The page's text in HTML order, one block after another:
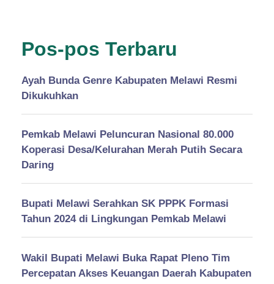
Pos-pos Terbaru
Ayah Bunda Genre Kabupaten Melawi Resmi
Dikukuhkan
Pemkab Melawi Peluncuran Nasional 80.000
Koperasi Desa/Kelurahan Merah Putih Secara
Daring
Bupati Melawi Serahkan SK PPPK Formasi
Tahun 2024 di Lingkungan Pemkab Melawi
Wakil Bupati Melawi Buka Rapat Pleno Tim
Percepatan Akses Keuangan Daerah Kabupaten